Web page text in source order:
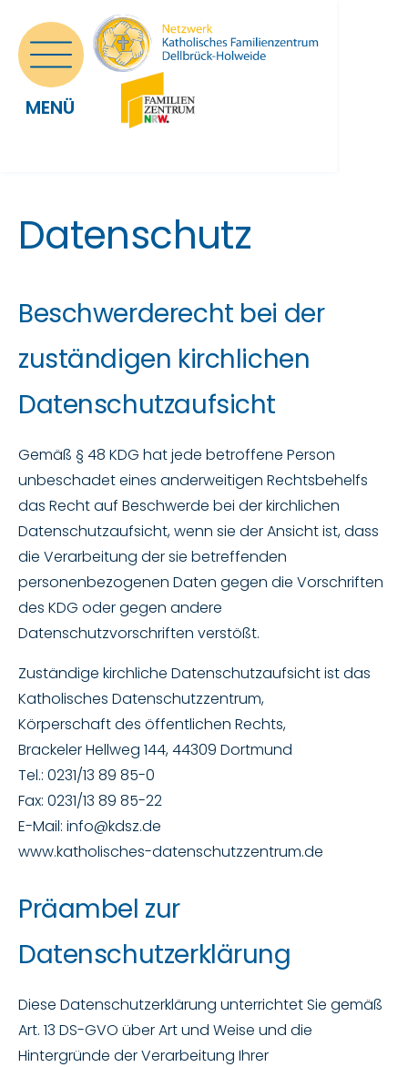
MENÜ
Datenschutz
Beschwerderecht bei der
zuständigen kirchlichen
Datenschutzaufsicht
Gemäß § 48 KDG hat jede betroffene Person
unbeschadet eines anderweitigen Rechtsbehelfs
das Recht auf Beschwerde bei der kirchlichen
Datenschutzaufsicht, wenn sie der Ansicht ist, dass
die Verarbeitung der sie betreffenden
personenbezogenen Daten gegen die Vorschriften
des KDG oder gegen andere
Datenschutzvorschriften verstößt.
Zuständige kirchliche Datenschutzaufsicht ist das
Katholisches Datenschutzzentrum,
Körperschaft des öffentlichen Rechts,
Brackeler Hellweg 144, 44309 Dortmund
Tel.: 0231/13 89 85-0
Fax: 0231/13 89 85-22
E-Mail: info@kdsz.de
www.katholisches-datenschutzzentrum.de
Präambel zur
Datenschutzerklärung
Diese Datenschutzerklärung unterrichtet Sie gemäß
Art. 13 DS-GVO über Art und Weise und die
Hintergründe der Verarbeitung Ihrer